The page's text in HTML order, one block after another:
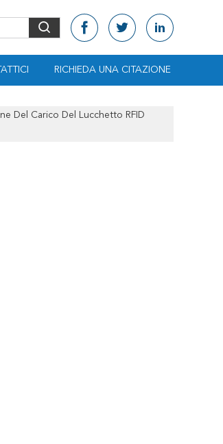
RICHIEDA UNA CITAZIONE
Del Carico Del Lucchetto RFID